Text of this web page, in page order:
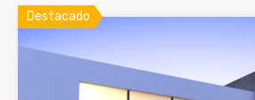
Destacado